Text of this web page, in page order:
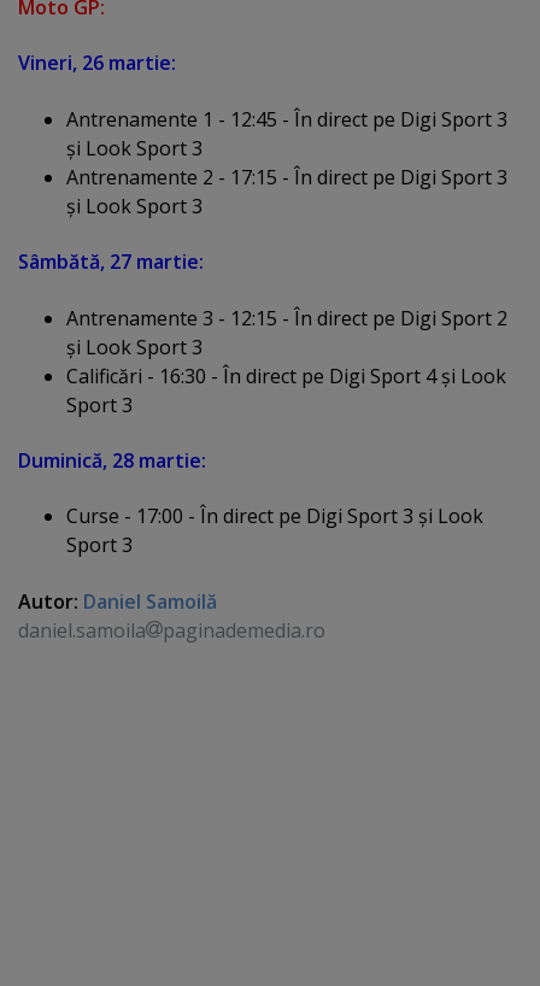
Moto GP:
Vineri, 26 martie:
Antrenamente 1 - 12:45 - În direct pe Digi Sport 3
şi Look Sport 3
Antrenamente 2 - 17:15 - În direct pe Digi Sport 3
şi Look Sport 3
Sâmbătă, 27 martie:
Antrenamente 3 - 12:15 - În direct pe Digi Sport 2
şi Look Sport 3
Calificări - 16:30 - În direct pe Digi Sport 4 şi Look
Sport 3
Duminică, 28 martie:
Curse - 17:00 - În direct pe Digi Sport 3 şi Look
Sport 3
Autor: Daniel Samoilă
daniel.samoila
paginademedia.ro